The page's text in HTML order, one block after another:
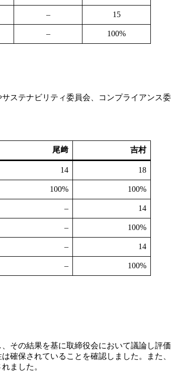
– 15
– 100%
ステナビリティ委員会、コンプライアンス委
尾﨑 吉村
14 18
100% 100%
– 14
– 100%
– 14
– 100%
その結果を基に取締役会において議論し評価
確保されていることを確認しました。また、
ました。